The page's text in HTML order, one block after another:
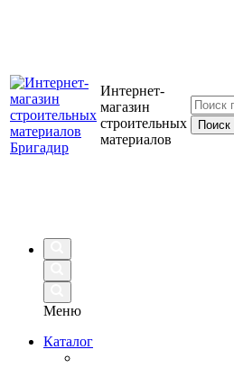
Интернет-
магазин
строительных
материалов
Меню
Каталог